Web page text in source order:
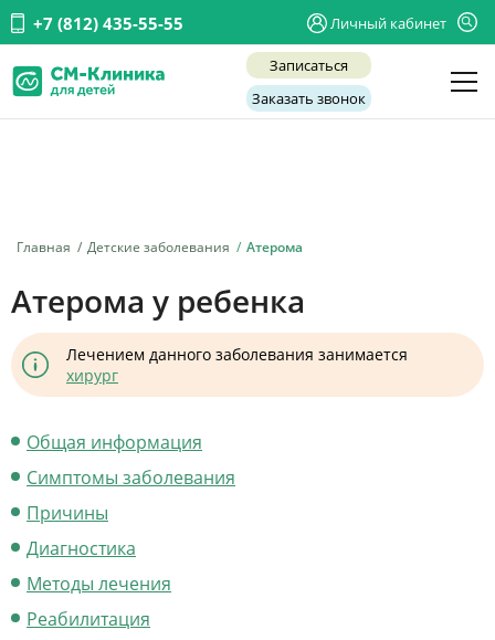
+7 (812) 435-55-55 Личный кабинет
Записаться
Заказать звонок
Главная Детские заболевания Атерома
Атерома у ребенка
Лечением данного заболевания занимается
хирург
Общая информация
Симптомы заболевания
Причины
Диагностика
Методы лечения
Реабилитация
Услуги
Заболевания
О нас
Отзывы
Контакты